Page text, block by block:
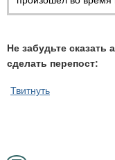
Не забудьте
сделать перепост:
Твитнуть